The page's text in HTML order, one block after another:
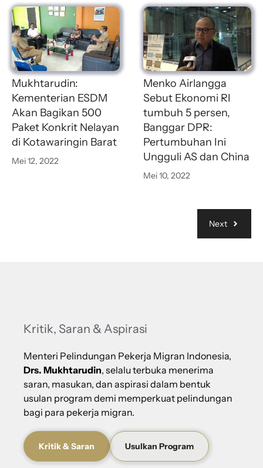
Mukhtarudin:
Kementerian ESDM
Akan Bagikan 500
Paket Konkrit Nelayan
di Kotawaringin Barat
Mei 12, 2022
Menko Airlangga
Sebut Ekonomi RI
tumbuh 5 persen,
Banggar DPR:
Pertumbuhan Ini
Ungguli AS dan China
Mei 10, 2022
Next
Kritik, Saran & Aspirasi
Menteri Pelindungan Pekerja Migran Indonesia,
Drs. Mukhtarudin, selalu terbuka menerima
saran, masukan, dan aspirasi dalam bentuk
usulan program demi memperkuat pelindungan
bagi para pekerja migran.
Kritik & Saran Usulkan Program